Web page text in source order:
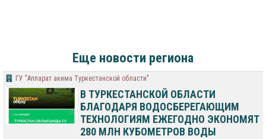
Еще новости региона
ГУ "Аппарат акима Туркестанской области"
В ТУРКЕСТАНСКОЙ ОБЛАСТИ
БЛАГОДАРЯ ВОДОСБЕРЕГАЮЩИМ
ТЕХНОЛОГИЯМ ЕЖЕГОДНО ЭКОНОМЯТ
280 МЛН КУБОМЕТРОВ ВОДЫ